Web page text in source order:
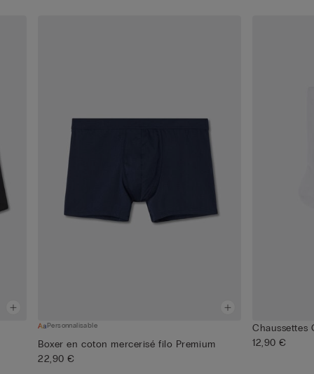
Personnalisable
Boxer en coton mercerisé filo Premium
22,90 €
Chaussettes
12,90 €